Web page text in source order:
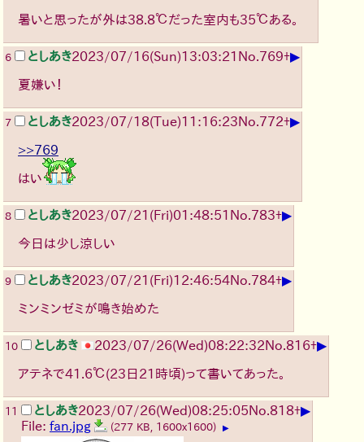
暑いと思ったが外は38.8℃だった室内も35℃ある。
6 としあき2023/07/16(Sun)13:03:21 No.769+▶
夏嫌い！
7 としあき2023/07/18(Tue)11:16:23No.772+▶
>>769
はい
8 としあき2023/07/21(Fri)01:48:51 No.783+▶
今日は少し涼しい
9 としあき2023/07/21(Fri)12:46:54No.784+▶
ミンミンゼミが鳴き始めた
10 としあき 2023/07/26(Wed)08:22:32No.816+▶
アテネで41.6℃(23日21時頃)って書いてあった。
11 としあき2023/07/26(Wed)08:25:05No.818+▶
File: fan.jpg (277 KB, 1600x1600) ▶